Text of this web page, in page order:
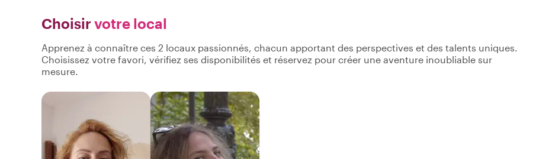
Choisir votre local
Apprenez à connaître ces 2 locaux passionnés, chacun apportant des perspectives et des talents uniques.
Choisissez votre favori, vérifiez ses disponibilités et réservez pour créer une aventure inoubliable sur
mesure.